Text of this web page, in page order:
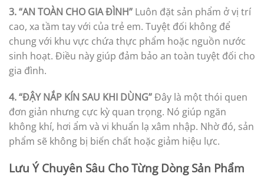
3. “AN TOÀN CHO GIA ĐÌNH” Luôn đặt sản phẩm ở vị trí
cao, xa tầm tay với của trẻ em. Tuyệt đối không để
chung với khu vực chứa thực phẩm hoặc nguồn nước
sinh hoạt. Điều này giúp đảm bảo an toàn tuyệt đối cho
gia đình.
4. “ĐẬY NẮP KÍN SAU KHI DÙNG”Đây là một thói quen
đơn giản nhưng cực kỳ quan trọng. Nó giúp ngăn
không khí, hơi ẩm và vi khuẩn lạ xâm nhập. Nhờ đó, sản
phẩm sẽ không bị biến chất hoặc giảm hiệu lực.
Lưu Ý Chuyên Sâu Cho Từng Dòng Sản Phẩm